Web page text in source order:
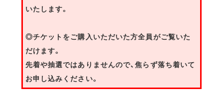
いたします。
◎チケットをご購入いただいた方全員がご覧いた
だけます。
先着や抽選ではありませんので、焦らず落ち着いて
お申し込みください。